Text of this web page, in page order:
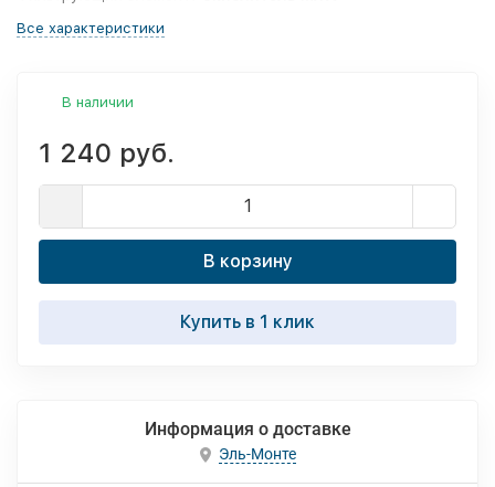
Все характеристики
В наличии
1 240 руб.
В корзину
Купить в 1 клик
Информация о доставке
Эль-Монте